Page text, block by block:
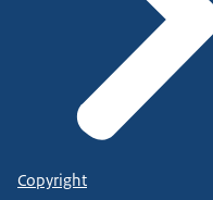
Copyright